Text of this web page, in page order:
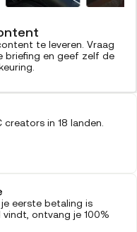
te leveren. Vraag
briefing en geef zelf de
creators in 18 landen.
eerste betaling is
ontvang je 100%